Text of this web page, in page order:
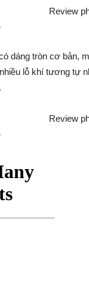
dáng tròn cơ bản,
lỗ khí tương tự